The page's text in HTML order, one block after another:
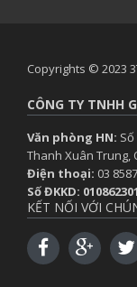
Copyrights © 2023
CÔNG TY TNHH
Văn phòng HN:
Thanh Xuân Trung,
Điện thoại: 03
Số ĐKKD:
KẾT NỐI VỚI